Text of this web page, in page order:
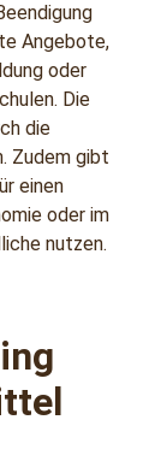
Angebote,
oder
Die
die
Zudem gibt
einen
oder im
nutzen.